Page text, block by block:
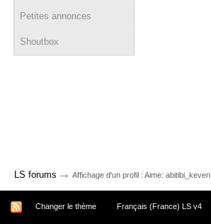
Petites annonces
Shoutbox
LS forums → Affichage d'un profil : Aime: abitibi_keven
Changer le thème Français (France) LS v4